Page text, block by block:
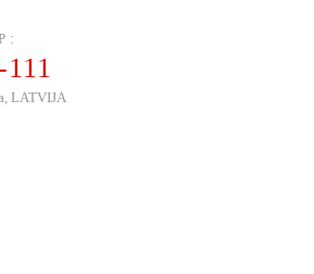
:
LATVIJA